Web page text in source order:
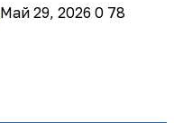
Май 29, 2026 0 78